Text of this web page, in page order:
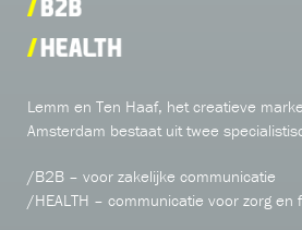
Lemm en Ten Haaf, het creatieve
Amsterdam bestaat uit twee
/B2B – voor zakelijke communicatie
/HEALTH – communicatie voor zorg en